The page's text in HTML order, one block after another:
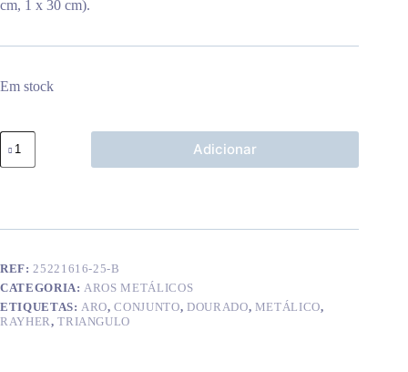
cm, 1 x 30 cm).
Em stock
Quantidade
de
Aro
25
Adicionar
REF: 25221616-25-B
CATEGORIA: AROS METÁLICOS
ETIQUETAS: ARO,CONJUNTO, DOURADO, METÁLICO,
RAYHER ,TRIANGULO